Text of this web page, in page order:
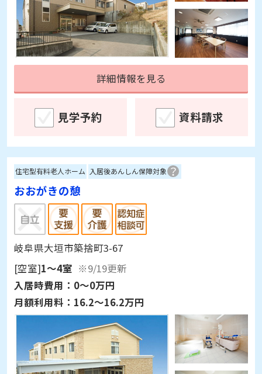
詳細情報を見る
見学予約 資料請求
住宅型有料老人ホーム 入居後あんしん保障対象
おおがきの憩
岐阜県大垣市築捨町3-67
[空室]1～4室 ※9/19更新
入居時費用： 0～0万円
月額利用料： 16.2～16.2万円